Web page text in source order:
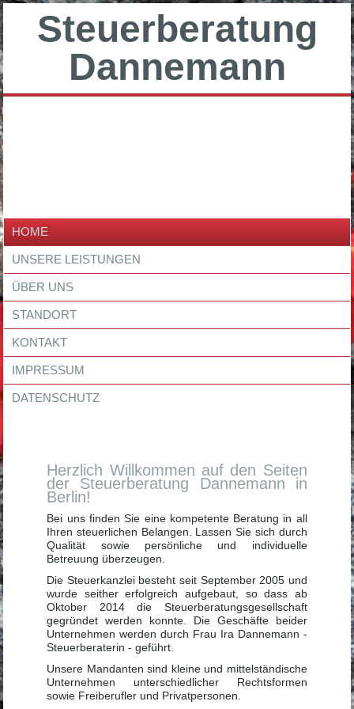
Steuerberatung
Dannemann
HOME
UNSERE LEISTUNGEN
ÜBER UNS
STANDORT
KONTAKT
IMPRESSUM
DATENSCHUTZ
Herzlich Willkommen auf den Seiten
der Steuerberatung Dannemann in
Berlin!
Bei uns finden Sie eine kompetente Beratung in all
Ihren steuerlichen Belangen. Lassen Sie sich durch
Qualität sowie persönliche und individuelle
Betreuung überzeugen.
Die Steuerkanzlei besteht seit September 2005 und
wurde seither erfolgreich aufgebaut, so dass ab
Oktober 2014 die Steuerberatungsgesellschaft
gegründet werden konnte. Die Geschäfte beider
Unternehmen werden durch Frau Ira Dannemann -
Steuerberaterin - geführt.
Unsere Mandanten sind kleine und mittelständische
Unternehmen unterschiedlicher Rechtsformen
sowie Freiberufler und Privatpersonen.